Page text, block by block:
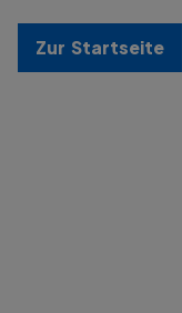
Zur Startseite